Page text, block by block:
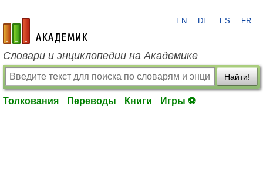
academic.ru
EN DE ES FR
Словари и энциклопедии на Академике
Найти!
Толкования Переводы Книги Игры ⚽